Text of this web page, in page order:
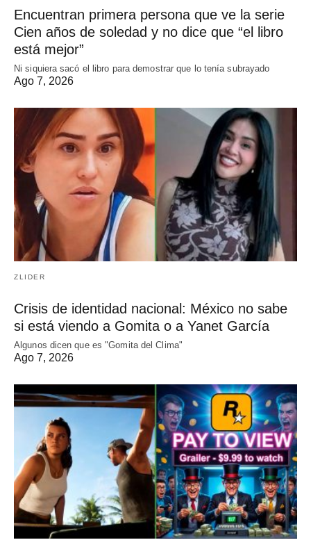
Encuentran primera persona que ve la serie
Cien años de soledad y no dice que “el libro
está mejor”
Ni siquiera sacó el libro para demostrar que lo tenía subrayado
Ago 7, 2026
ZLIDER
Crisis de identidad nacional: México no sabe
si está viendo a Gomita o a Yanet García
Algunos dicen que es "Gomita del Clima"
Ago 7, 2026